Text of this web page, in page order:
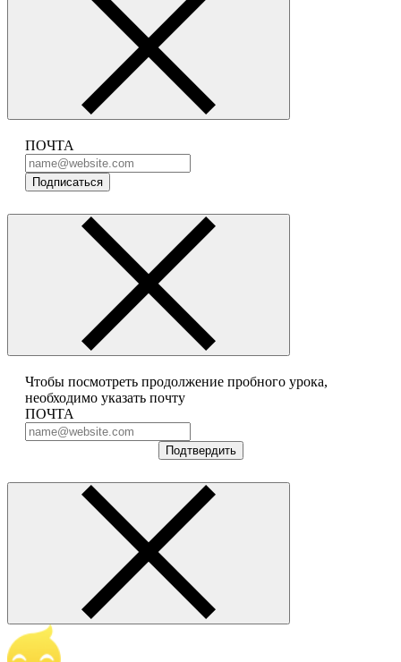
ПОЧТА
Подписаться
Чтобы посмотреть продолжение пробного урока,
необходимо указать почту
ПОЧТА
Подтвердить